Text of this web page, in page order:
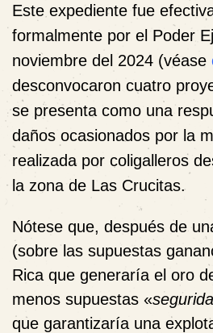
Este expediente fue
formalmente por el Poder
noviembre del 2024 (véase
desconvocaron cuatro
se presenta como una
daños ocasionados por la
realizada por coligalleros
la zona de Las Crucitas.
Nótese que, después de
(sobre las supuestas
Rica que generaría el oro
menos supuestas «
que garantizaría una